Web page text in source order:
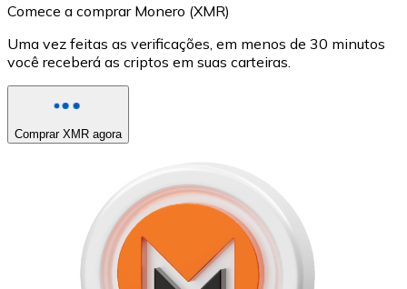
Comece a comprar Monero (XMR)
Uma vez feitas as verificações, em menos de 30 minutos
você receberá as criptos em suas carteiras.
Comprar XMR agora